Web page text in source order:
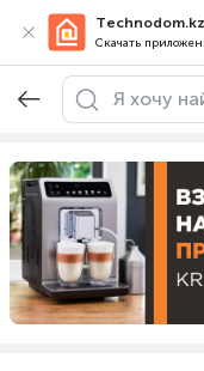
Technodom.kz
Скачать